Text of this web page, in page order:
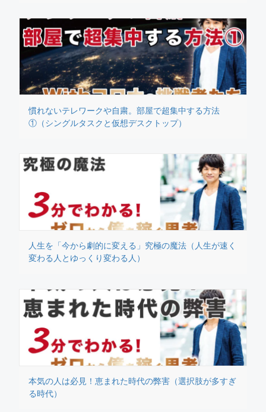
慣れないテレワークや自粛。部屋で超集中する方法
①（シングルタスクと仮想デスクトップ）
人生を「今から劇的に変える」究極の魔法（人生が速く
変わる人とゆっくり変わる人）
本気の人は必見！恵まれた時代の弊害（選択肢が多すぎ
る時代）